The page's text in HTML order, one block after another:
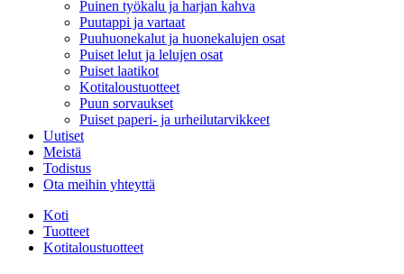
Puinen työkalu ja harjan kahva
Puutappi ja vartaat
Puuhuonekalut ja huonekalujen osat
Puiset lelut ja lelujen osat
Puiset laatikot
Kotitaloustuotteet
Puun sorvaukset
Puiset paperi- ja urheilutarvikkeet
Uutiset
Meistä
Todistus
Ota meihin yhteyttä
Koti
Tuotteet
Kotitaloustuotteet